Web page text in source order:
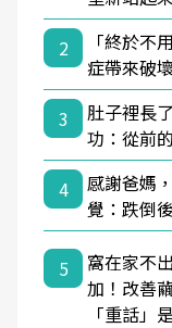
2
「終於不
症帶來破
3
肚子裡長
功：從前
4
感謝爸媽
覺：跌倒
5
窩在家不
加！改善
「重話」